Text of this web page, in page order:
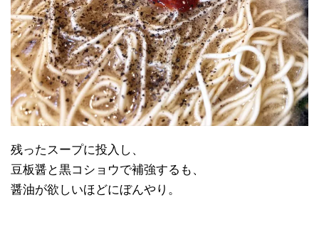
残ったスープに投入し、
豆板醤と黒コショウで補強するも、
醤油が欲しいほどにぼんやり。